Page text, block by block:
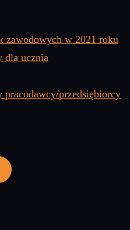
zawodowych w 2021 roku
dla ucznia
pracodawcy/przedsiębiorcy